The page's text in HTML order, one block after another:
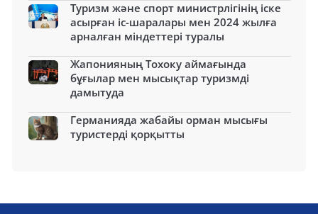
Туризм және спорт министрлігінің іске
асырған іс-шаралары мен 2024 жылға
арналған міндеттері туралы
Жапонияның Тохоку аймағында
бұғылар мен мысықтар туризмді
дамытуда
Германияда жабайы орман мысығы
туристерді қорқытты